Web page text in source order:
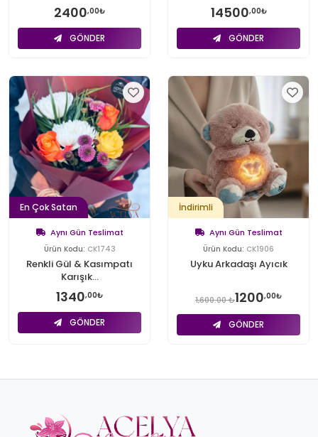
2400,00₺
GÖNDER
14500,00₺
GÖNDER
En Çok Satan
Aynı Gün Teslimat
Ürün Kodu: CK1743
Renkli Gül & Kasımpatı
Karışık...
1340,00₺
GÖNDER
İndirimli
Aynı Gün Teslimat
Ürün Kodu: CK1906
Uyku Arkadaşı Ayıcık
1,600.00 ₺1200,00₺
GÖNDER